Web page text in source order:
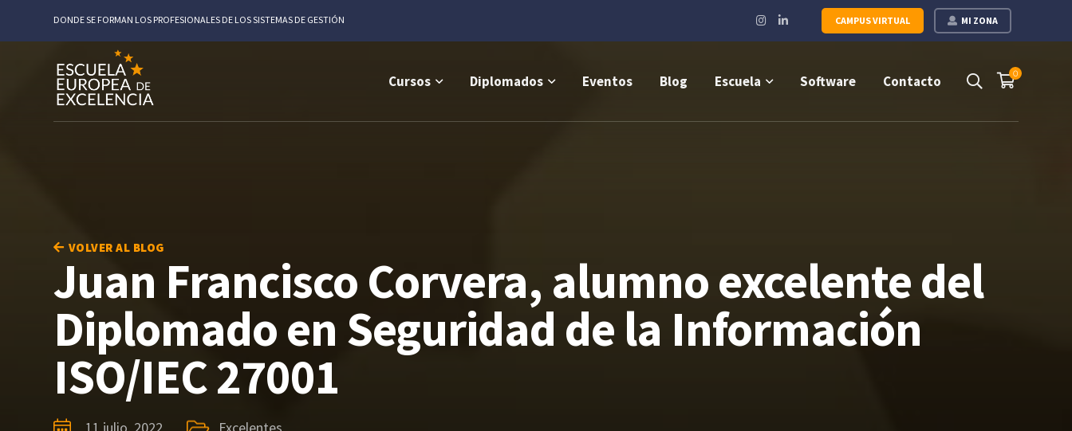
MI ZONA
CAMPUS VIRTUAL
DONDE SE FORMAN LOS PROFESIONALES DE LOS SISTEMAS DE GESTIÓN
Instagram
Profile
LinkedIn
Profile
0
Cursos Diplomados Eventos Blog Escuela Software Contacto
VOLVER AL BLOG
Juan Francisco Corvera, alumno excelente del
Diplomado en Seguridad de la Información
ISO/IEC 27001